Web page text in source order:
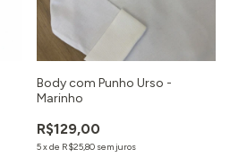
Body com Punho Urso -
Marinho
R$129,00
5xde R$25,80 sem juros